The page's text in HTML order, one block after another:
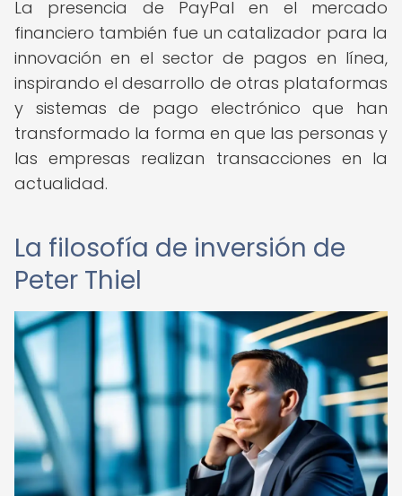
La presencia de PayPal en el mercado
financiero también fue un catalizador para la
innovación en el sector de pagos en línea,
inspirando el desarrollo de otras plataformas
y sistemas de pago electrónico que han
transformado la forma en que las personas y
las empresas realizan transacciones en la
actualidad.
La filosofía de inversión de
Peter Thiel